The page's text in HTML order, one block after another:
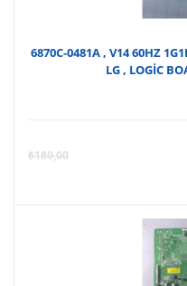
6870C-0481A , V14 60HZ
LG , LOGİC
₺180,00